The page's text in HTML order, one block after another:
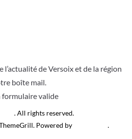
l’actualité de Versoix et de la région
boîte mail.
formulaire valide
. All rights reserved.
Powered by .